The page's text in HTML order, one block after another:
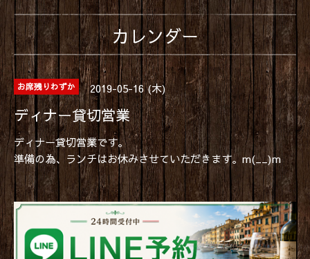
カレンダー
お席残りわずか 2019-05-16 (木)
ディナー貸切営業
ディナー貸切営業です。
準備の為、ランチはお休みさせていただきます。m(__)m